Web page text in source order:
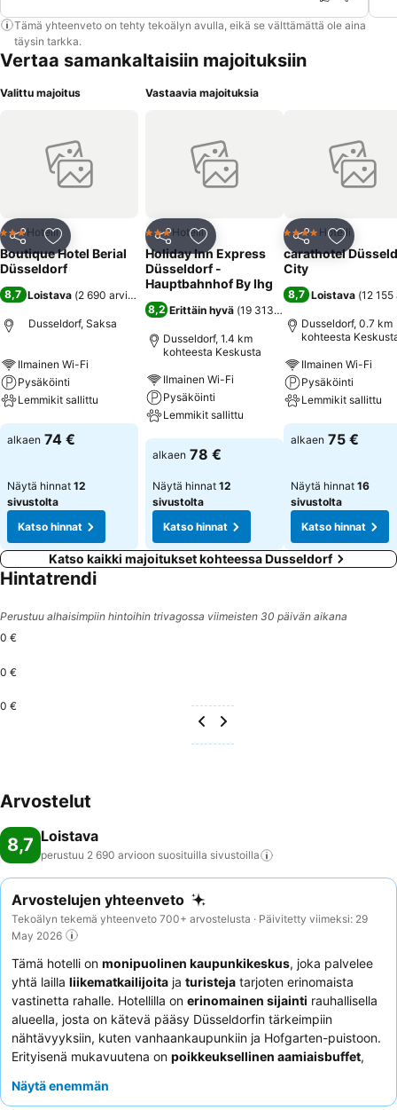
Tämä yhteenveto on tehty tekoälyn avulla, eikä se välttämättä ole aina
täysin tarkka.
Vertaa samankaltaisiin majoituksiin
Valittu majoitus
Jaa Lisää suosikkeihin
3 Tähtiluokitus
Hotelli
Boutique Hotel Berial
Düsseldorf
8,7 Loistava (2 690 arviota
Dusseldorf, Saksa
Ilmainen Wi-Fi
Pysäköinti
Lemmikit sallittu
Katso hinnat
alkaen 74 €
Näytä hinnat 12
sivustolta
Katso hinnat
Vastaavia majoituksia
Jaa Lisää suosikkeihin
3 Tähtiluokitus
Hotelli
Holiday Inn Express
Düsseldorf -
Hauptbahnhof By Ihg
8,2 Erittäin hyvä (19 313 arviota
Dusseldorf, 1.4 km
kohteesta Keskusta
Ilmainen Wi-Fi
Pysäköinti
Lemmikit sallittu
Katso hinnat
alkaen 78 €
Näytä hinnat 12
sivustolta
Katso hinnat
Jaa Lisää
4 Tähtiluokitus
Hotelli
carathotel
City
8,7 Loistava (12
Dusseldorf, 0.7 km
kohteesta
Ilmainen Wi-Fi
Pysäköinti
Lemmikit sallittu
Katso hinnat
alkaen 75 €
Näytä hinnat 16
sivustolta
Katso hinnat
Katso kaikki majoitukset kohteessa Dusseldorf
Hintatrendi
Perustuu alhaisimpiin hintoihin trivagossa viimeisten 30 päivän aikana
0 €
0 €
0 €
Arvostelut
8,7 Loistava
perustuu 2 690 arvioon suosituilla sivustoilla
Arvostelujen yhteenveto
Tekoälyn tekemä yhteenveto 700+ arvostelusta · Päivitetty viimeksi: 29
May 2026
Tämä hotelli on monipuolinen kaupunkikeskus, joka palvelee
yhtä lailla liikematkailijoita ja turisteja tarjoten erinomaista
vastinetta rahalle. Hotellilla on erinomainen sijainti rauhallisella
alueella, josta on kätevä pääsy Düsseldorfin tärkeimpiin
nähtävyyksiin, kuten vanhaankaupunkiin ja Hofgarten-puistoon.
Erityisenä mukavuutena on poikkeuksellinen aamiaisbuffet,
vastavalmistetusta baristan tekemästä kahvista. Asiakkaat
Näytä enemmän